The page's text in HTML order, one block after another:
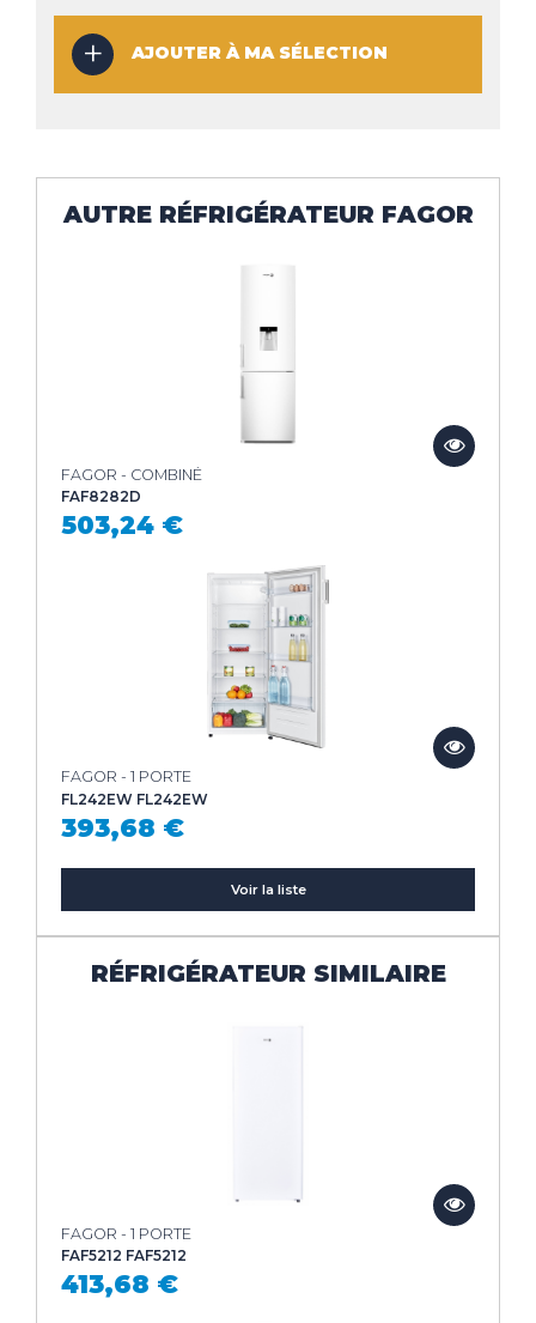
AJOUTER À MA SÉLECTION
AUTRE RÉFRIGÉRATEUR FAGOR
FAGOR - COMBINÉ
FAF8282D
503,24 €
FAGOR - 1 PORTE
FL242EW FL242EW
393,68 €
Voir la liste
RÉFRIGÉRATEUR SIMILAIRE
FAGOR - 1 PORTE
FAF5212 FAF5212
413,68 €